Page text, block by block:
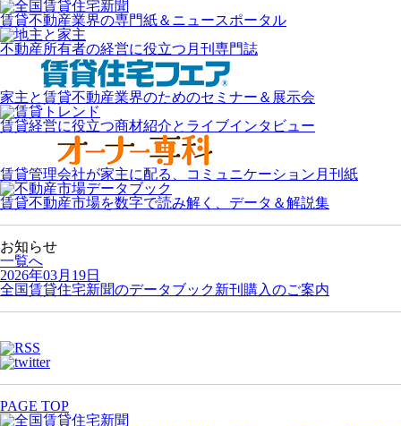
賃貸不動産業界の専門紙＆ニュースポータル
不動産所有者の経営に役立つ月刊専門誌
家主と賃貸不動産業界のためのセミナー＆展示会
賃貸経営に役立つ商材紹介とライブインタビュー
賃貸管理会社が家主に配る、コミュニケーション月刊紙
賃貸不動産市場を数字で読み解く、データ＆解説集
お知らせ
一覧へ
2026年03月19日
全国賃貸住宅新聞のデータブック新刊購入のご案内
PAGE TOP